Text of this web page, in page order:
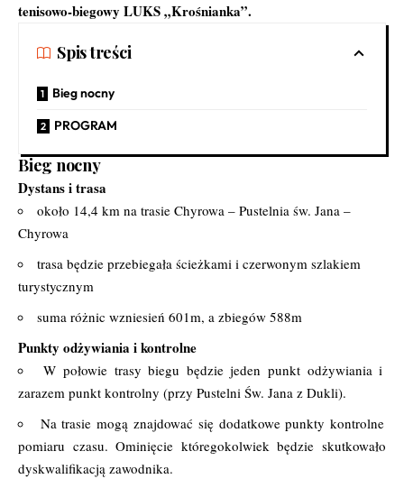
tenisowo-biegowy LUKS „Krośnianka”.
Spis treści
Bieg nocny
PROGRAM
Bieg nocny
Dystans i trasa
około 14,4 km na trasie Chyrowa – Pustelnia św. Jana –
Chyrowa
trasa będzie przebiegała ścieżkami i czerwonym szlakiem
turystycznym
suma różnic wzniesień 601m, a zbiegów 588m
Punkty odżywiania i kontrolne
W połowie trasy biegu będzie jeden punkt odżywiania i
zarazem punkt kontrolny (przy Pustelni Św. Jana z Dukli).
Na trasie mogą znajdować się dodatkowe punkty kontrolne
pomiaru czasu. Ominięcie któregokolwiek będzie skutkowało
dyskwalifikacją zawodnika.